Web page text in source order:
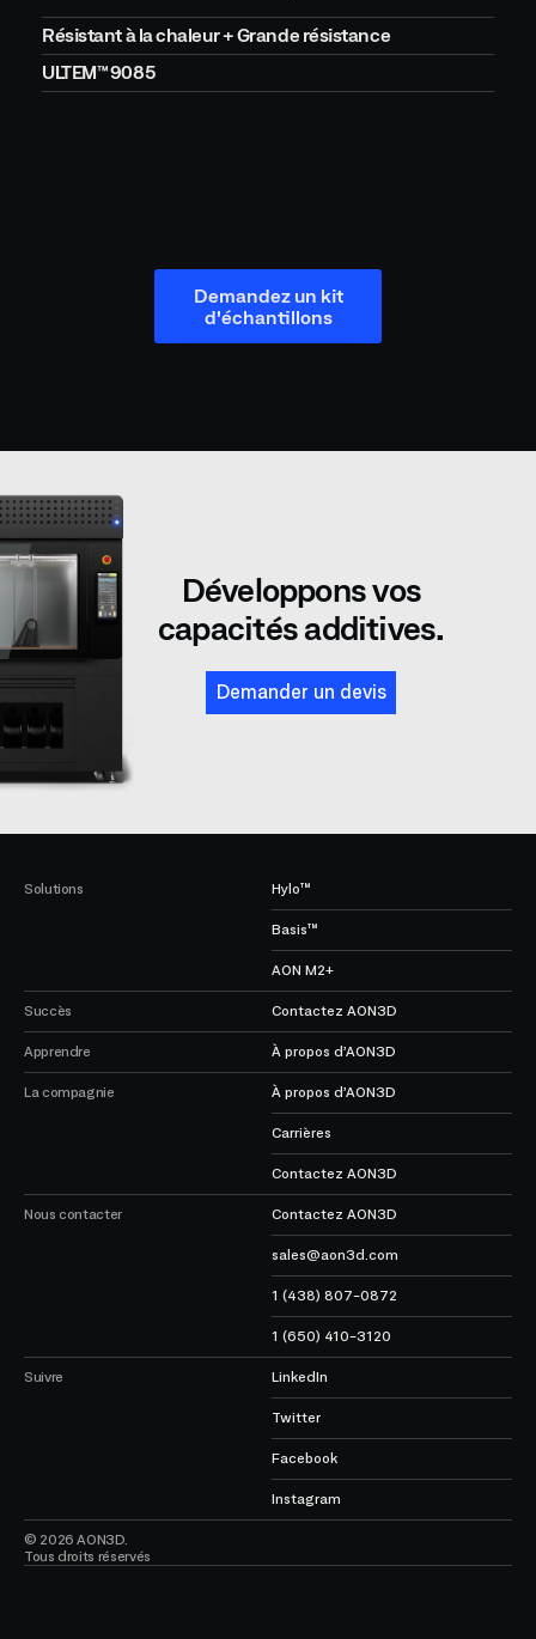
Résistant à la chaleur + Grande résistance
ULTEM™ 9085
Demandez un kit
d'échantillons
Développons vos
capacités additives.
Demander un devis
Solutions Hylo™
Basis™
AON M2+
Succès Contactez AON3D
Apprendre À propos d’AON3D
La compagnie À propos d’AON3D
Carrières
Contactez AON3D
Nous contacter Contactez AON3D
sales@aon3d.com
1 (438) 807-0872
1 (650) 410-3120
Suivre LinkedIn
Twitter
Facebook
Instagram
© 2026 AON3D.
Tous droits réservés